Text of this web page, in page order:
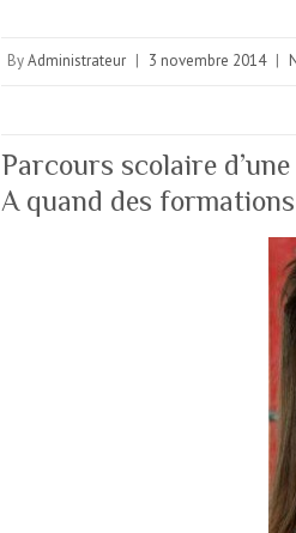
ByAdministrateur | 3 novembre 2014 |
Parcours scolaire
A quand des